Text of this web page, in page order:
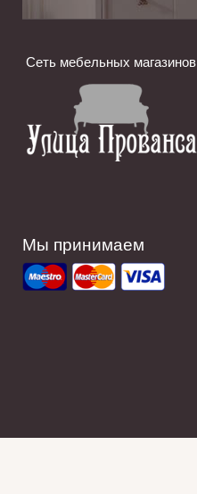
Сеть мебельных магазинов
Мы принимаем